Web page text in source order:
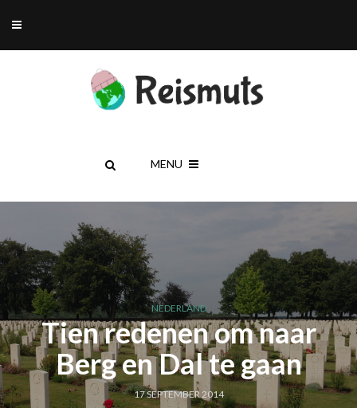
MENU
NEDERLAND
Tien redenen om naar
Berg en Dal te gaan
17 SEPTEMBER 2014